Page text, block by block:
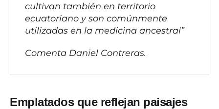
cultivan también en territorio
ecuatoriano y son comúnmente
utilizadas en la medicina ancestral”
Comenta Daniel Contreras.
Emplatados que reflejan paisajes